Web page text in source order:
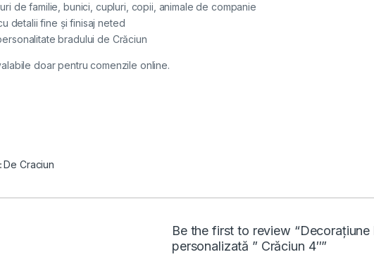
de familie, bunici, cupluri, copii, animale de companie
detalii fine și finisaj neted
bradului de Crăciun
doar pentru comenzile online.
De Craciun
Be the first to review “Decorațiune
personalizată ” Crăciun 4″”